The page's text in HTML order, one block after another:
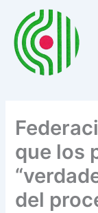
contenido
que los
del